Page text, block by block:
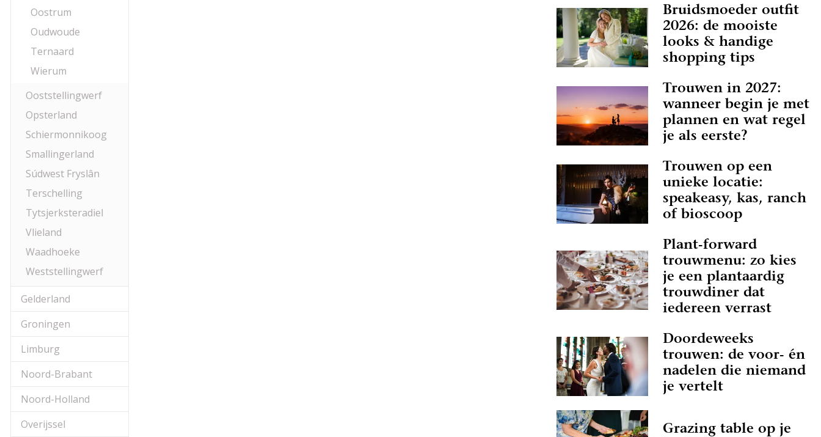
Oostrum
Oudwoude
Ternaard
Wierum
Ooststellingwerf
Opsterland
Schiermonnikoog
Smallingerland
Súdwest Fryslân
Terschelling
Tytsjerksteradiel
Vlieland
Waadhoeke
Weststellingwerf
Gelderland
Groningen
Limburg
Noord-Brabant
Noord-Holland
Overijssel
Bruidsmoeder outfit
2026: de mooiste
looks & handige
shopping tips
Trouwen in 2027:
wanneer begin je met
plannen en wat regel
je als eerste?
Trouwen op een
unieke locatie:
speakeasy, kas, ranch
of bioscoop
Plant-forward
trouwmenu: zo kies
je een plantaardig
trouwdiner dat
iedereen verrast
Doordeweeks
trouwen: de voor- én
nadelen die niemand
je vertelt
Grazing table op je